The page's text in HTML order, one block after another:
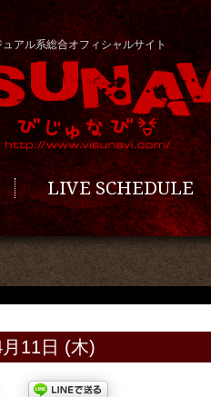
ュアル系総合オフィシャルサイト
LIVE SCHEDULE
11日 (木)